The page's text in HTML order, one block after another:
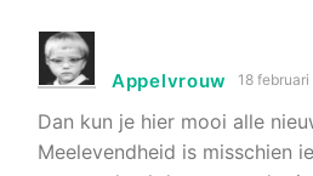
Appelvrouw 18
Dan kun je hier mooi alle
Meelevendheid is misschien